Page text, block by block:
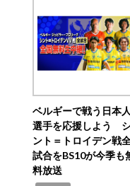
ベルギーで戦う日本人
選手を応援しよう
ント＝トロイデン戦
試合をBS10が今季も
料放送